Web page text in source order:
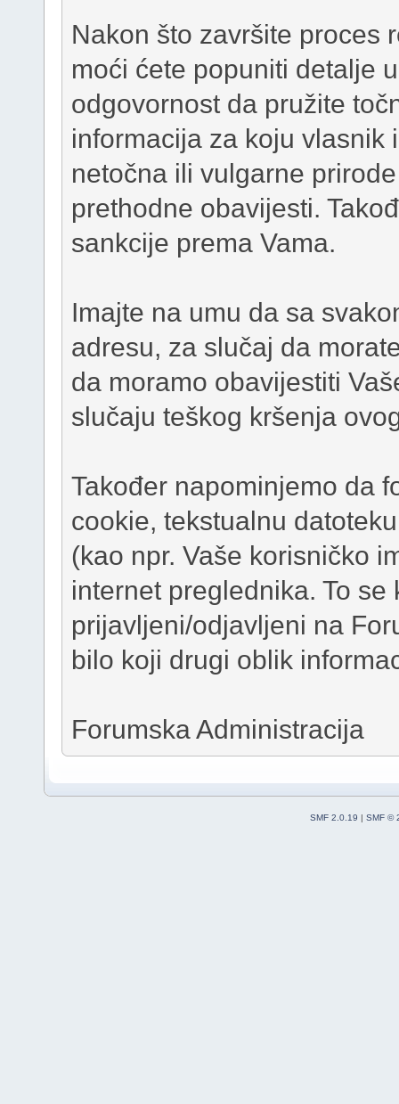
Nakon što završite proces
moći ćete popuniti detalje
odgovornost da pružite
informacija za koju vlasnik
netočna ili vulgarne
prethodne obavijesti.
sankcije prema Vama.
Imajte na umu da sa
adresu, za slučaj da
da moramo obavijestiti
slučaju teškog kršenja
Također napominjemo da
cookie, tekstualnu
(kao npr. Vaše korisničko
internet preglednika. To
prijavljeni/odjavljeni na
bilo koji drugi oblik
Forumska Administracija
SMF 2.0.19 | SMF ©